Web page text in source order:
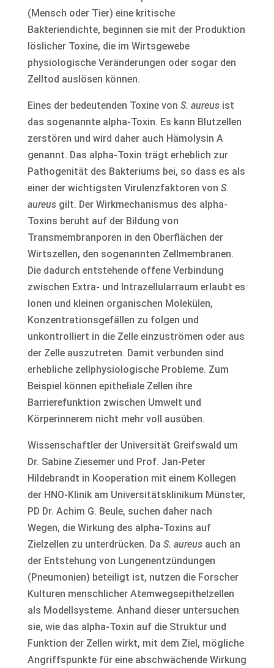
(Mensch oder Tier) eine kritische
Bakteriendichte, beginnen sie mit der Produktion
löslicher Toxine, die im Wirtsgewebe
physiologische Veränderungen oder sogar den
Zelltod auslösen können.
Eines der bedeutenden Toxine von S. aureusist
das sogenannte alpha-Toxin. Es kann Blutzellen
zerstören und wird daher auch Hämolysin A
genannt. Das alpha-Toxin trägt erheblich zur
Pathogenität des Bakteriums bei, so dass es als
einer der wichtigsten Virulenzfaktoren von S.
aureusgilt. Der Wirkmechanismus des alpha-
Toxins beruht auf der Bildung von
Transmembranporen in den Oberflächen der
Wirtszellen, den sogenannten Zellmembranen.
Die dadurch entstehende offene Verbindung
zwischen Extra- und Intrazellularraum erlaubt es
Ionen und kleinen organischen Molekülen,
Konzentrationsgefällen zu folgen und
unkontrolliert in die Zelle einzuströmen oder aus
der Zelle auszutreten. Damit verbunden sind
erhebliche zellphysiologische Probleme. Zum
Beispiel können epitheliale Zellen ihre
Barrierefunktion zwischen Umwelt und
Körperinnerem nicht mehr voll ausüben.
Wissenschaftler der Universität Greifswald um
Dr. Sabine Ziesemer und Prof. Jan-Peter
Hildebrandt in Kooperation mit einem Kollegen
der HNO-Klinik am Universitätsklinikum Münster,
PD Dr. Achim G. Beule, suchen daher nach
Wegen, die Wirkung des alpha-Toxins auf
Zielzellen zu unterdrücken. Da S. aureusauch an
der Entstehung von Lungenentzündungen
(Pneumonien) beteiligt ist, nutzen die Forscher
Kulturen menschlicher Atemwegsepithelzellen
als Modellsysteme. Anhand dieser untersuchen
sie, wie das alpha-Toxin auf die Struktur und
Funktion der Zellen wirkt, mit dem Ziel, mögliche
Angriffspunkte für eine abschwächende Wirkung